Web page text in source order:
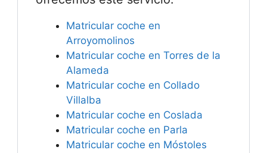
Matricular coche en
Arroyomolinos
Matricular coche en Torres de la
Alameda
Matricular coche en Collado
Villalba
Matricular coche en Coslada
Matricular coche en Parla
Matricular coche en Móstoles